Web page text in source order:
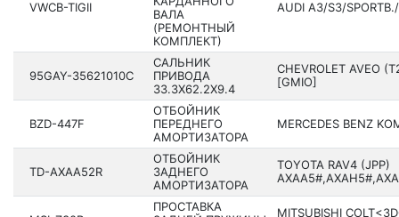
VWCB-TIGII
ВАЛА
(РЕМОНТНЫЙ
КОМПЛЕКТ)
AUDI A3/S3/
95GAY-35621010C
САЛЬНИК
ПРИВОДА
33.3X62.2X9.4
CHEVROLET AVEO
[GMIO]
BZD-447F
ОТБОЙНИК
ПЕРЕДНЕГО
АМОРТИЗАТОРА
MERCEDES BENZ
TD-AXAA52R
ОТБОЙНИК
ЗАДНЕГО
АМОРТИЗАТОРА
TOYOTA RAV4 (JPP)
ПРОСТАВКА
MITSUBISHI